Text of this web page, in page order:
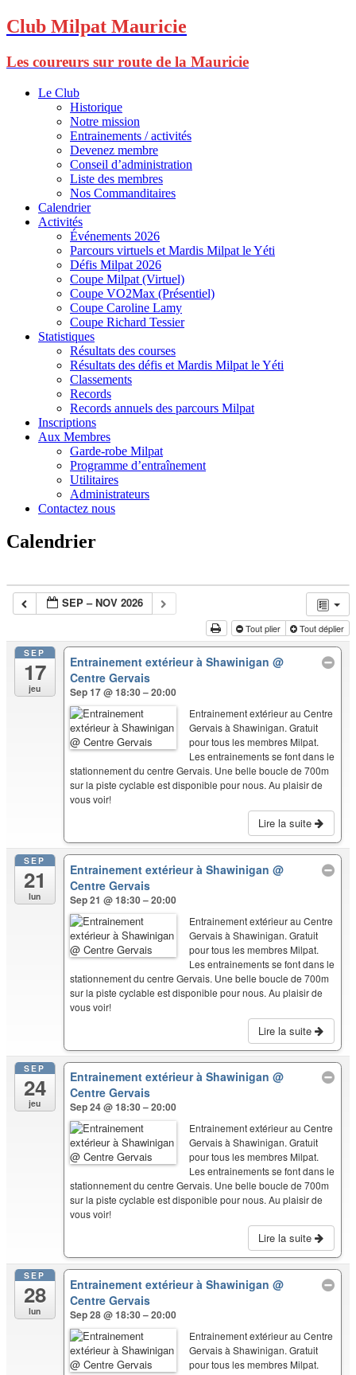
Club Milpat Mauricie
Les coureurs sur route de la Mauricie
Le Club
Historique
Notre mission
Entrainements / activités
Devenez membre
Conseil d’administration
Liste des membres
Nos Commanditaires
Calendrier
Activités
Événements 2026
Parcours virtuels et Mardis Milpat le Yéti
Défis Milpat 2026
Coupe Milpat (Virtuel)
Coupe VO2Max (Présentiel)
Coupe Caroline Lamy
Coupe Richard Tessier
Statistiques
Résultats des courses
Résultats des défis et Mardis Milpat le Yéti
Classements
Records
Records annuels des parcours Milpat
Inscriptions
Aux Membres
Garde-robe Milpat
Programme d’entraînement
Utilitaires
Administrateurs
Contactez nous
Calendrier
SEP – NOV 2026
Tout plier Tout déplier
SEP
17
jeu
Entrainement extérieur à Shawinigan@
Centre Gervais
Sep 17 @ 18:30 – 20:00
Entrainement extérieur au Centre
Gervais à Shawinigan. Gratuit
pour tous les membres Milpat.
Les entrainements se font dans le
stationnement du centre Gervais. Une belle boucle de 700m
sur la piste cyclable est disponible pour nous. Au plaisir de
vous voir!
Lire la suite
SEP
21
lun
Entrainement extérieur à Shawinigan@
Centre Gervais
Sep 21 @ 18:30 – 20:00
Entrainement extérieur au Centre
Gervais à Shawinigan. Gratuit
pour tous les membres Milpat.
Les entrainements se font dans le
stationnement du centre Gervais. Une belle boucle de 700m
sur la piste cyclable est disponible pour nous. Au plaisir de
vous voir!
Lire la suite
SEP
24
jeu
Entrainement extérieur à Shawinigan@
Centre Gervais
Sep 24 @ 18:30 – 20:00
Entrainement extérieur au Centre
Gervais à Shawinigan. Gratuit
pour tous les membres Milpat.
Les entrainements se font dans le
stationnement du centre Gervais. Une belle boucle de 700m
sur la piste cyclable est disponible pour nous. Au plaisir de
vous voir!
Lire la suite
SEP
28
lun
Entrainement extérieur à Shawinigan@
Centre Gervais
Sep 28 @ 18:30 – 20:00
Entrainement extérieur au Centre
Gervais à Shawinigan. Gratuit
pour tous les membres Milpat.